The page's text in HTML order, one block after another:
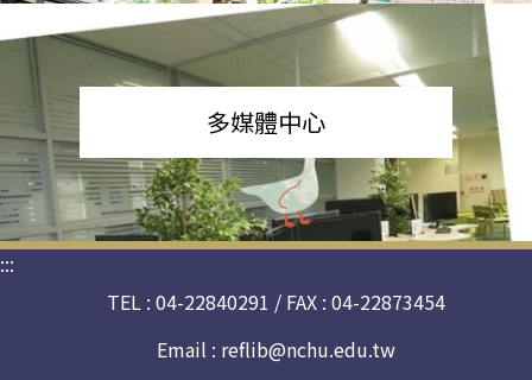
多媒體中心
:::
TEL : 04-22840291 / FAX : 04-22873454
Email : reflib@nchu.edu.tw